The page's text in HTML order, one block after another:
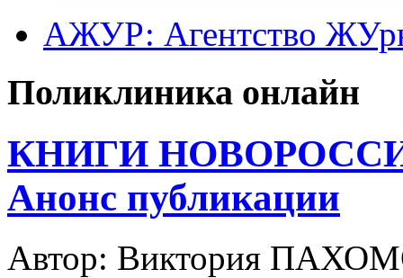
АЖУР: Агентство
Поликлиника онлайн
КНИГИ
Анонс публикации
Автор: Виктория